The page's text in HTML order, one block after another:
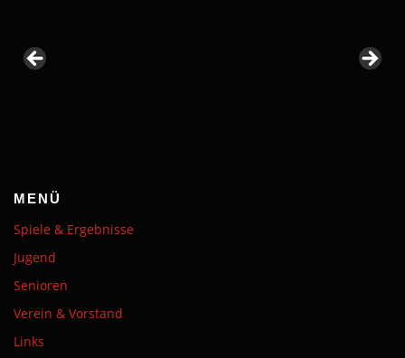
MENÜ
Spiele & Ergebnisse
Jugend
Senioren
Verein & Vorstand
Links